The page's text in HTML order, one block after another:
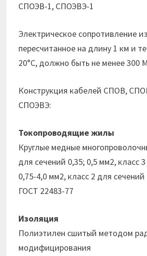
СПОЭВ-1, СПОЭВЭ-1
Электрическое сопротивление
пересчитанное на длину 1 км и
20°С, должно быть не менее 300
Конструкция кабелей СПОВ,
СПОЭВЭ:
Токопроводящие жилы
Круглые медные
для сечений 0,35; 0,5 мм2, класс
0,75-4,0 мм2, класс 2 для
ГОСТ 22483-77
Изоляция
Полиэтилен сшитый методом
модифицирования